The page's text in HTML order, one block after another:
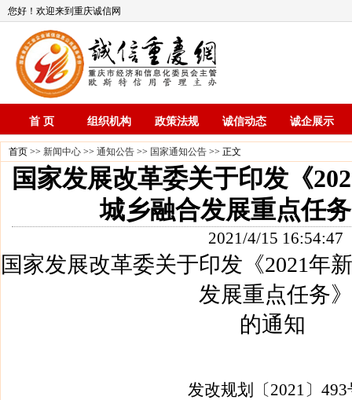
您好！欢迎来到重庆诚信网
首 页 组织机构 政策法规 诚信动态 诚企展示
首页 >> 新闻中心 >> 通知公告 >> 国家通知公告 >> 正文
国家发展改革委关于印发《
城乡融合发展重点任
2021/4/15 16:54:47
国家发展改革委关于印发《2021年
发展重点任务》
的通知
发改规划〔2021〕493